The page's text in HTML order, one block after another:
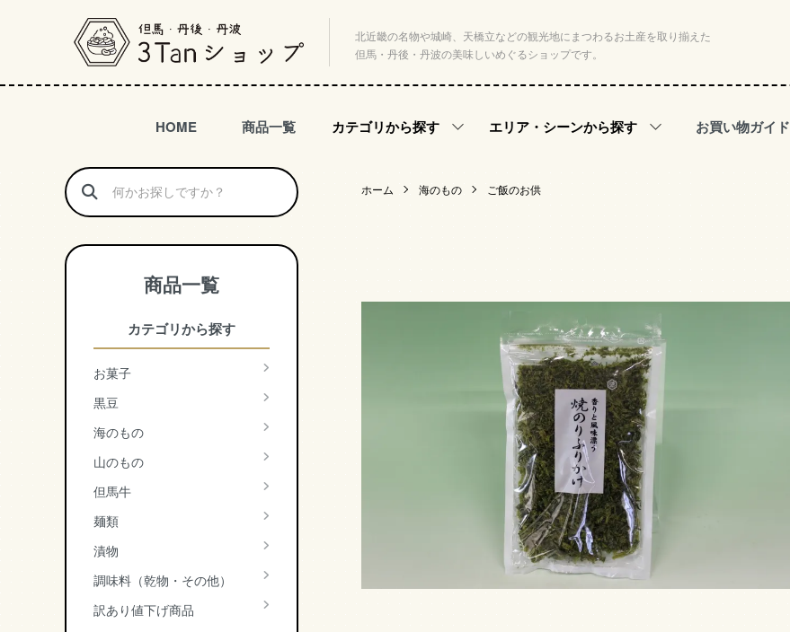
北近畿の名物や城崎、天橋立などの観光地にまつわるお土産を取り揃えた
但馬・丹後・丹波の美味しいめぐるショップです。
HOME 商品一覧 カテゴリから探す エリア・シーンから探す お買い物ガイド
ホーム 海のもの ご飯のお供
商品一覧
カテゴリから探す
お菓子
黒豆
海のもの
山のもの
但馬牛
麺類
漬物
調味料（乾物・その他）
訳あり値下げ商品